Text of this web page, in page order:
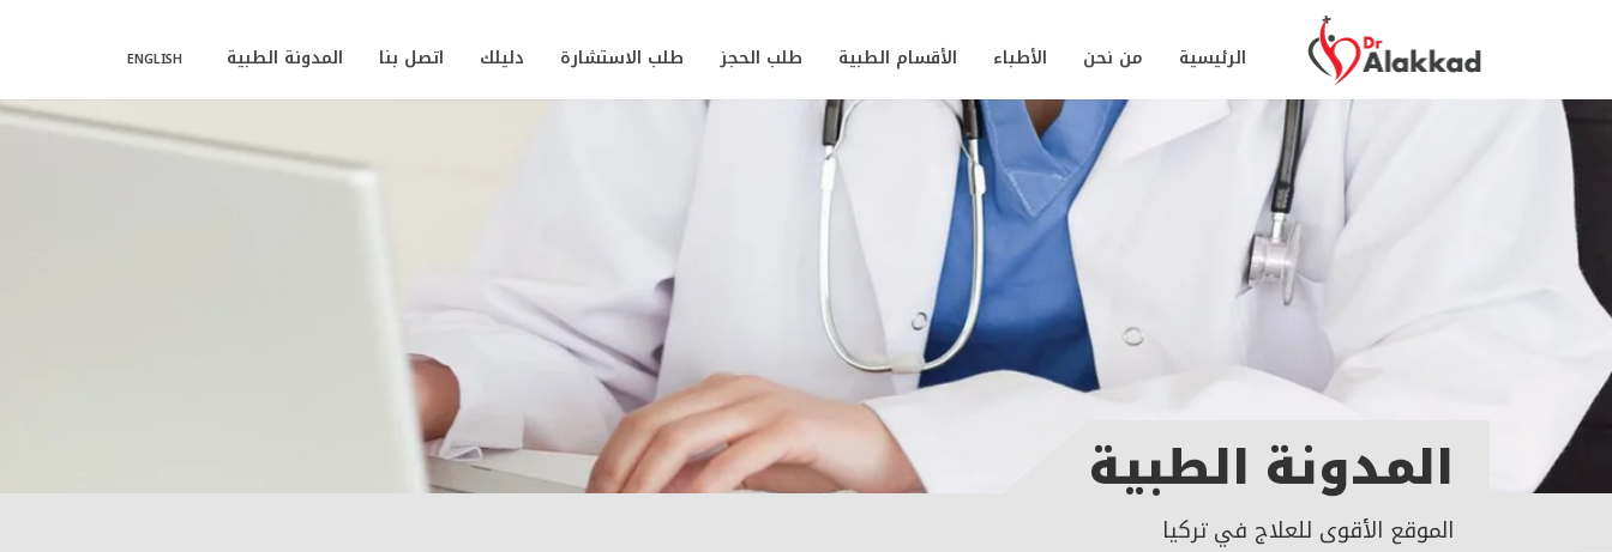
الرئيسية من نحن الأطباء الأقسام الطبية طلب الحجز طلب الاستشارة دليلك اتصل بنا المدونة الطبية ENGLISH
المدونة الطبية
الموقع الأقوى للعلاج في تركيا